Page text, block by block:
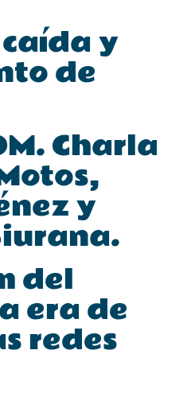
y
de
Charla
y
del
era de
redes